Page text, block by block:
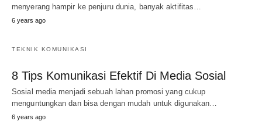
menyerang hampir ke penjuru dunia, banyak aktifitas…
6 years ago
TEKNIK KOMUNIKASI
8 Tips Komunikasi Efektif Di Media Sosial
Sosial media menjadi sebuah lahan promosi yang cukup
menguntungkan dan bisa dengan mudah untuk digunakan…
6 years ago